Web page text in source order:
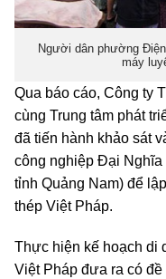
Người dân phường
máy
Qua báo cáo, Công ty
cùng Trung tâm phát
đã tiến hành khảo sát
công nghiệp Đại
tỉnh Quảng Nam) để
thép Việt Pháp.
Thực hiện kế hoạch di
Việt Pháp đưa ra có